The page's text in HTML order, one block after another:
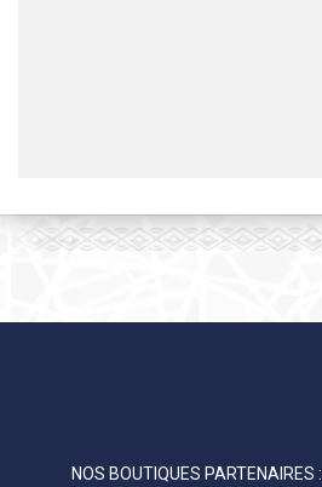
NOS BOUTIQUES PARTENAIRES :